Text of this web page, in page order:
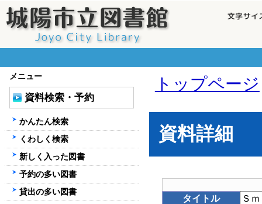
トップページ
資料詳細
タイトル
Ｓ
メニュー
資料検索・予約
かんたん検索
くわしく検索
新しく入った図書
予約の多い図書
貸出の多い図書